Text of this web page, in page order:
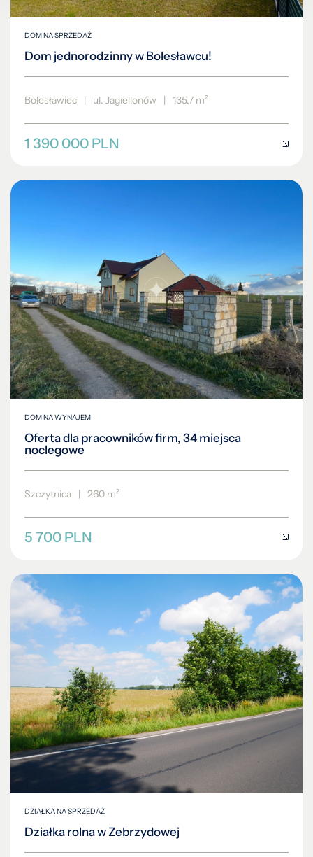
DOM NA SPRZEDAŻ
Dom jednorodzinny w Bolesławcu!
Bolesławiec | ul. Jagiellonów | 135.7 m²
1 390 000 PLN
DOM NA WYNAJEM
Oferta dla pracowników firm, 34 miejsca
noclegowe
Szczytnica | 260 m²
5 700 PLN
DZIAŁKA NA SPRZEDAŻ
Działka rolna w Zebrzydowej